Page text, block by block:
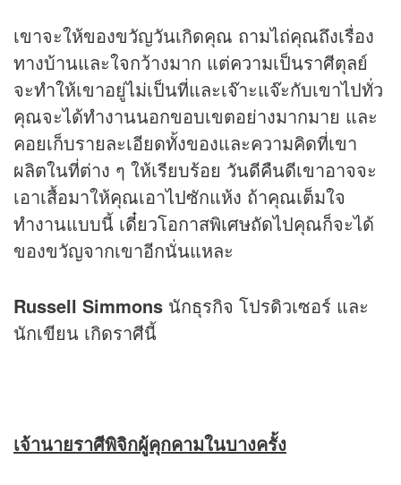
เขาจะให้ของขวัญวันเกิดคุณ ถามไถ่คุณถึงเรื่อง
ทางบ้านและใจกว้างมาก แต่ความเป็นราศีตุลย์
จะทำให้เขาอยู่ไม่เป็นที่และเจ๊าะแจ๊ะกับเขาไปทั่ว
คุณจะได้ทำงานนอกขอบเขตอย่างมากมาย และ
คอยเก็บรายละเอียดทั้งของและความคิดที่เขา
ผลิตในที่ต่าง ๆ ให้เรียบร้อย วันดีคืนดีเขาอาจจะ
เอาเสื้อมาให้คุณเอาไปซักแห้ง ถ้าคุณเต็มใจ
ทำงานแบบนี้ เดี๋ยวโอกาสพิเศษถัดไปคุณก็จะได้
ของขวัญจากเขาอีกนั่นแหละ
Russell Simmons นักธุรกิจ โปรดิวเซอร์ และ
นักเขียน เกิดราศีนี้
เจ้านายราศีพิจิกผู้คุกคามในบางครั้ง